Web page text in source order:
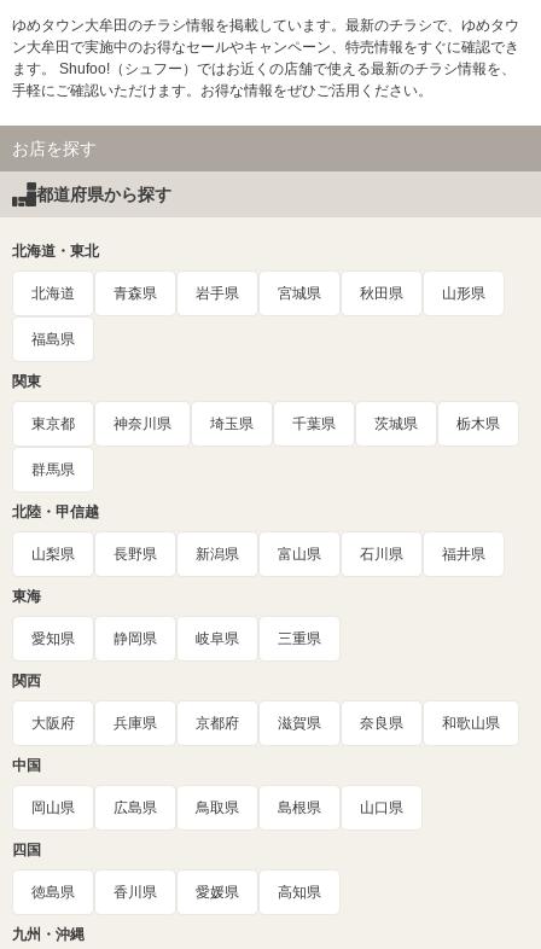
ゆめタウン大牟田のチラシ情報を掲載しています。最新のチラシで、ゆめタウ
ン大牟田で実施中のお得なセールやキャンペーン、特売情報をすぐに確認でき
ます。 Shufoo!（シュフー）ではお近くの店舗で使える最新のチラシ情報を、
手軽にご確認いただけます。お得な情報をぜひご活用ください。
お店を探す
都道府県から探す
北海道・東北
北海道 青森県 岩手県 宮城県 秋田県 山形県
福島県
関東
東京都 神奈川県 埼玉県 千葉県 茨城県 栃木県
群馬県
北陸・甲信越
山梨県 長野県 新潟県 富山県 石川県 福井県
東海
愛知県 静岡県 岐阜県 三重県
関西
大阪府 兵庫県 京都府 滋賀県 奈良県 和歌山県
中国
岡山県 広島県 鳥取県 島根県 山口県
四国
徳島県 香川県 愛媛県 高知県
九州・沖縄